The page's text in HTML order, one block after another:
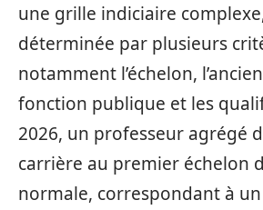
une grille indiciaire
déterminée par plusieurs
notamment l’échelon,
fonction publique et les
2026, un professeur agrégé
carrière au premier échelon
normale, correspondant à